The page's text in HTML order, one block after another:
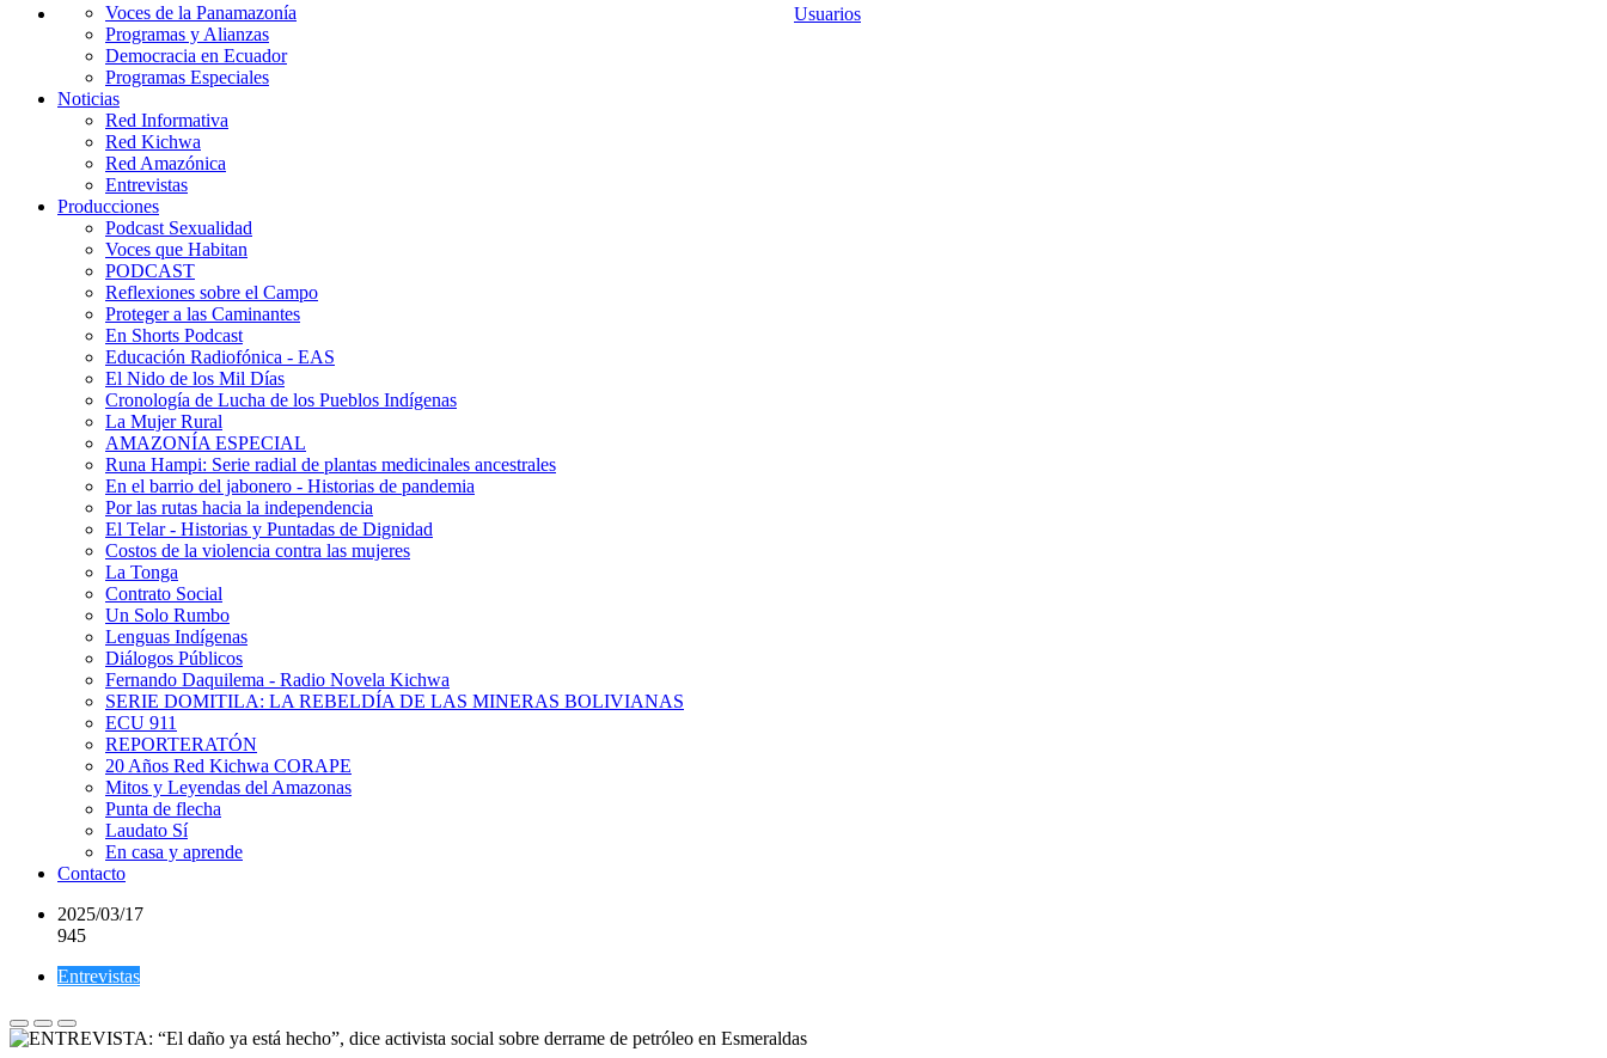
Usuarios
Voces de la Panamazonía
Programas y Alianzas
Democracia en Ecuador
Programas Especiales
Noticias
Red Informativa
Red Kichwa
Red Amazónica
Entrevistas
Producciones
Podcast Sexualidad
Voces que Habitan
PODCAST
Reflexiones sobre el Campo
Proteger a las Caminantes
En Shorts Podcast
Educación Radiofónica - EAS
El Nido de los Mil Días
Cronología de Lucha de los Pueblos Indígenas
La Mujer Rural
AMAZONÍA ESPECIAL
Runa Hampi: Serie radial de plantas medicinales ancestrales
En el barrio del jabonero - Historias de pandemia
Por las rutas hacia la independencia
El Telar - Historias y Puntadas de Dignidad
Costos de la violencia contra las mujeres
La Tonga
Contrato Social
Un Solo Rumbo
Lenguas Indígenas
Diálogos Públicos
Fernando Daquilema - Radio Novela Kichwa
SERIE DOMITILA: LA REBELDÍA DE LAS MINERAS BOLIVIANAS
ECU 911
REPORTERATÓN
20 Años Red Kichwa CORAPE
Mitos y Leyendas del Amazonas
Punta de flecha
Laudato Sí
En casa y aprende
Contacto
2025/03/17
945
Entrevistas